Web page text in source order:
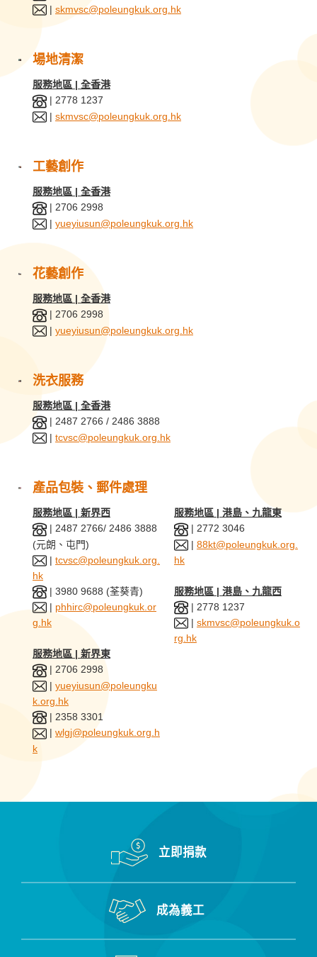
| skmvsc@poleungkuk.org.hk
場地清潔
服務地區 | 全香港
| 2778 1237
| skmvsc@poleungkuk.org.hk
工藝創作
服務地區 | 全香港
| 2706 2998
| yueyiusun@poleungkuk.org.hk
花藝創作
服務地區 | 全香港
| 2706 2998
| yueyiusun@poleungkuk.org.hk
洗衣服務
服務地區 | 全香港
| 2487 2766 / 2486 3888
| tcvsc@poleungkuk.org.hk
產品包裝、郵件處理
服務地區 | 新界西
| 2487 2766/ 2486 3888
(元朗、屯門)
| tcvsc@poleungkuk.org.
hk
| 3980 9688 (荃葵青)
| phhirc@poleungkuk.or
g.hk
服務地區 | 新界東
| 2706 2998
| yueyiusun@poleungku
k.org.hk
| 2358 3301
| wlgj@poleungkuk.org.h
k
服務地區 | 港島、九龍東
| 2772 3046
| 88kt@poleungkuk.org.
hk
服務地區 | 港島、九龍西
| 2778 1237
| skmvsc@poleungkuk.o
rg.hk
立即捐款
成為義工